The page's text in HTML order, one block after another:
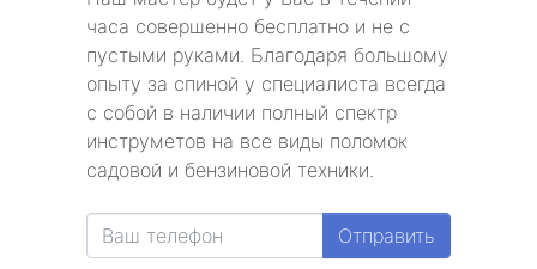
часа совершенно бесплатно и не с
пустыми руками. Благодаря большому
опыту за спиной у специалиста всегда
с собой в наличии полный спектр
инструметов на все виды поломок
садовой и бензиновой техники.
Отправить